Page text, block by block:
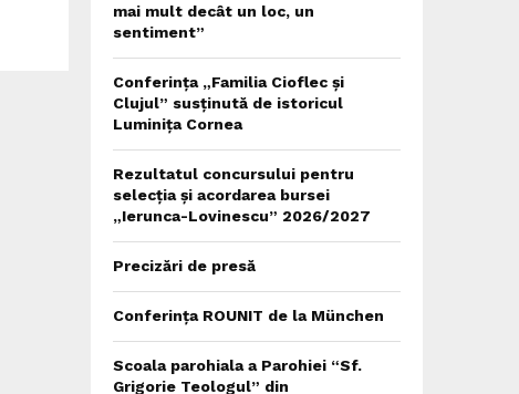
mai mult decât un loc, un
sentiment”
Conferința „Familia Cioflec și
Clujul” susținută de istoricul
Luminița Cornea
Rezultatul concursului pentru
selecția și acordarea bursei
„Ierunca-Lovinescu” 2026/2027
Precizări de presă
Conferința ROUNIT de la München
Scoala parohiala a Parohiei “Sf.
Grigorie Teologul” din